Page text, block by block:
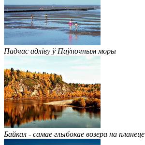
Падчас адліву ў Паўночным моры
Байкал - самае глыбокае возера на планеце